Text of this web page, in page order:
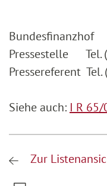
Bundesfinanzhof
Pressestelle Tel.
Pressereferent
Siehe auch: I R 65/
Zur